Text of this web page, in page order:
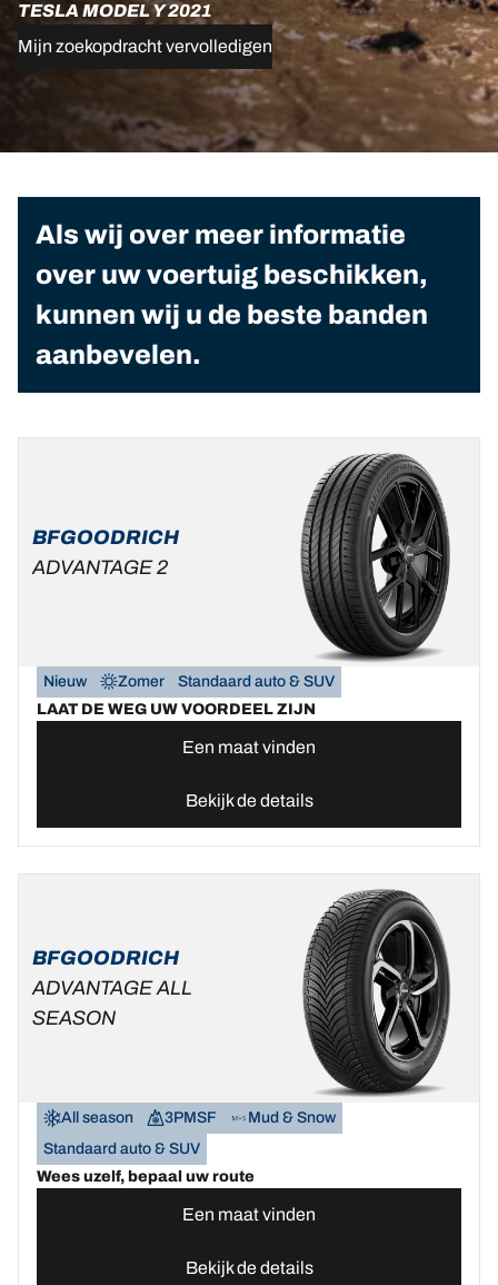
TESLA MODEL Y 2021
Mijn zoekopdracht vervolledigen
Als wij over meer informatie
over uw voertuig beschikken,
kunnen wij u de beste banden
aanbevelen.
BFGOODRICH
ADVANTAGE 2
Nieuw Zomer
Standaard auto & SUV
LAAT DE WEG UW VOORDEEL ZIJN
Een maat vinden
Bekijk de details
BFGOODRICH
ADVANTAGE ALL
SEASON
All season 3PMSF
Mud & Snow
Standaard auto & SUV
Wees uzelf, bepaal uw route
Een maat vinden
Bekijk de details